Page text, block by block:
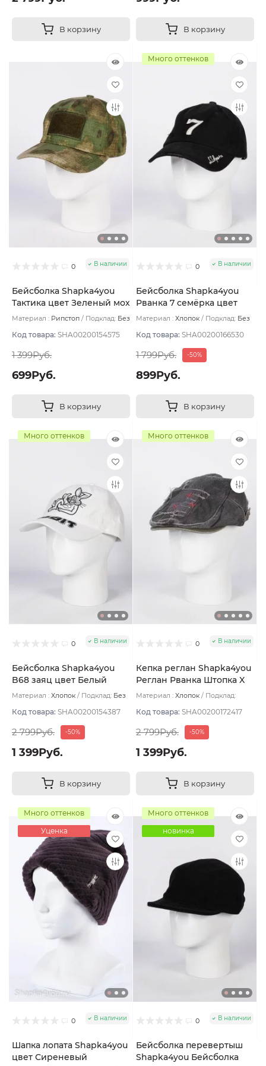
В корзину В корзину
0 В наличии
Бейсболка Shapka4you
Тактика цвет Зеленый мох
размер 57-59
Материал : Рипстоп Подклад: Без
Код товара: SHA00200154575
1 399Руб.
699Руб.
В корзину
Много оттенков
0 В наличии
Бейсболка Shapka4you
Рванка 7 семёрка цвет
Чёрный размер UNI
Материал : Хлопок Подклад: Без
Код товара: SHA00200166530
1 799Руб. -50%
899Руб.
В корзину
Много оттенков
0 В наличии
Бейсболка Shapka4you
B68 заяц цвет Белый
размер UNI
Материал : Хлопок Подклад: Без
Код товара: SHA00200154387
2 799Руб. -50%
1 399Руб.
В корзину
Много оттенков
0 В наличии
Кепка реглан Shapka4you
Реглан Рванка Штопка X
цвет Чёрный размер 58-
Материал : Хлопок
Подклад:
Код товара: SHA00200172417
2 799Руб. -50%
1 399Руб.
В корзину
Много оттенков
Уценка
0 В наличии
Шапка лопата Shapka4you
цвет Сиреневый
Много оттенков
новинка
0 В наличии
Бейсболка перевертыш
Shapka4you Бейсболка